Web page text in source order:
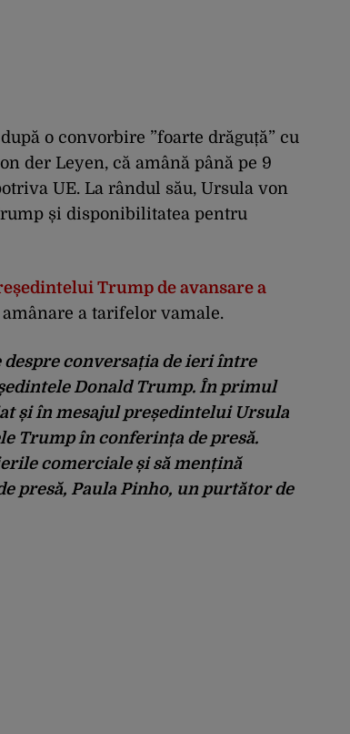
o convorbire ”foarte drăguță” cu
der Leyen, că amână până pe 9
UE. La rândul său, Ursula von
și disponibilitatea pentru
Trump de avansare a
a tarifelor vamale.
conversația de ieri între
Donald Trump. În primul
și în mesajul președintelui Ursula
Trump în conferința de presă.
comerciale și să mențină
presă, Paula Pinho, un purtător de